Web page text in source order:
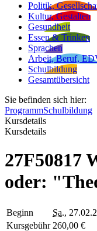
Politik,
Kultur, Gestalten
Gesundheit
Essen & Trinken
Sprachen
Arbeit, Beruf,
Schulbildung
Gesamtübersicht
Sie befinden sich hier:
ProgrammSchulbildung
Kursdetails
Kursdetails
27F50817
oder:
Beginn Sa.,
Kursgebühr 260,00 €